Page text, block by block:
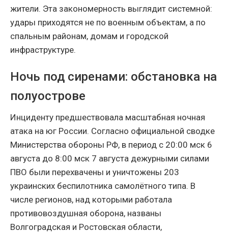
жители. Эта закономерность выглядит системной:
удары приходятся не по военным объектам, а по
спальным районам, домам и городской
инфраструктуре.
Ночь под сиренами: обстановка на
полуострове
Инциденту предшествовала масштабная ночная
атака на юг России. Согласно официальной сводке
Министерства обороны РФ, в период с 20:00 мск 6
августа до 8:00 мск 7 августа дежурными силами
ПВО были перехвачены и уничтожены 203
украинских беспилотника самолётного типа. В
числе регионов, над которыми работала
противовоздушная оборона, названы
Волгоградская и Ростовская области,